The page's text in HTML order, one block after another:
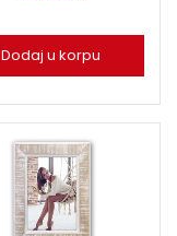
Dodaj u korpu